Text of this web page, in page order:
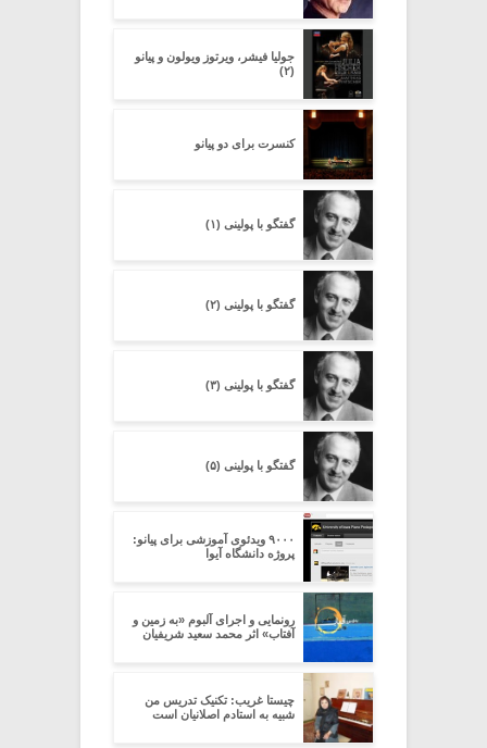
جولیا فیشر، ویرتوز ویولون و پیانو
(۲)
کنسرت برای دو پیانو
گفتگو با پولینی (۱)
گفتگو با پولینی (۲)
گفتگو با پولینی (۳)
گفتگو با پولینی (۵)
۹۰۰۰ ویدئوی آموزشی برای پیانو:
پروژه‌ دانشگاه آیوا
رونمایی و اجرای آلبوم «به زمین و
آفتاب» اثر محمد سعید شریفیان
چیستا غریب: تکنیک تدریس من
شبیه به استادم اصلانیان است